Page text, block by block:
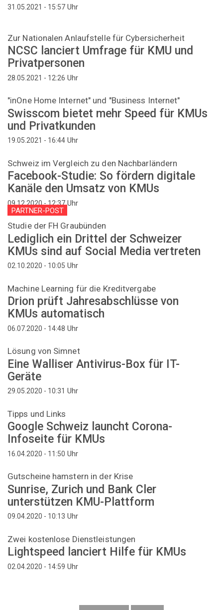
31.05.2021 - 15:57 Uhr
Zur Nationalen Anlaufstelle für Cybersicherheit
NCSC lanciert Umfrage für KMU und
Privatpersonen
28.05.2021 - 12:26 Uhr
"inOne Home Internet" und "Business Internet"
Swisscom bietet mehr Speed für KMUs
und Privatkunden
19.05.2021 - 16:44 Uhr
Schweiz im Vergleich zu den Nachbarländern
Facebook-Studie: So fördern digitale
Kanäle den Umsatz von KMUs
09.12.2020 - 12:37Uhr
PARTNER-POST
Studie der FH Graubünden
Lediglich ein Drittel der Schweizer
KMUs sind auf Social Media vertreten
02.10.2020 - 10:05 Uhr
Machine Learning für die Kreditvergabe
Drion prüft Jahresabschlüsse von
KMUs automatisch
06.07.2020 - 14:48 Uhr
Lösung von Simnet
Eine Walliser Antivirus-Box für IT-
Geräte
29.05.2020 - 10:31 Uhr
Tipps und Links
Google Schweiz launcht Corona-
Infoseite für KMUs
16.04.2020 - 11:50 Uhr
Gutscheine hamstern in der Krise
Sunrise, Zurich und Bank Cler
unterstützen KMU-Plattform
09.04.2020 - 10:13 Uhr
Zwei kostenlose Dienstleistungen
Lightspeed lanciert Hilfe für KMUs
02.04.2020 - 14:59 Uhr